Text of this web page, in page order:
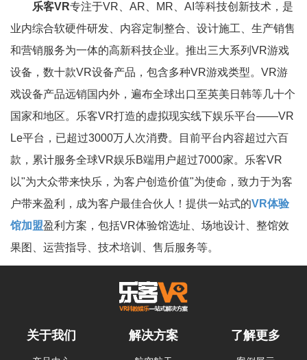
乐客VR专注于VR、AR、MR、AI等科技创新技术，是
业内综合软硬件研发、内容定制整合、设计施工、生产销售
和营销服务为一体的高新科技企业。推出三大系列VR游戏
设备，数十款VR设备产品，包含多种VR游戏类型。VR游
戏设备产品远销国内外，遍布全球出口至英美日韩等几十个
国家和地区。乐客VR打造的虚拟现实线下娱乐平台——VR
Le平台，已超过3000万人次消费。目前平台内容超过六百
款，累计服务全球VR娱乐B端用户超过7000家。乐客VR
以"为大众带来快乐，为客户创造价值"为使命，致力于为客
户带来盈利，成为客户最佳合伙人！提供一站式的VR体验
馆加盟盈利方案，包括VR体验馆选址、场地设计、整馆效
果图、运营指导、技术培训、售后服务等。
关于我们 解决方案 了解更多